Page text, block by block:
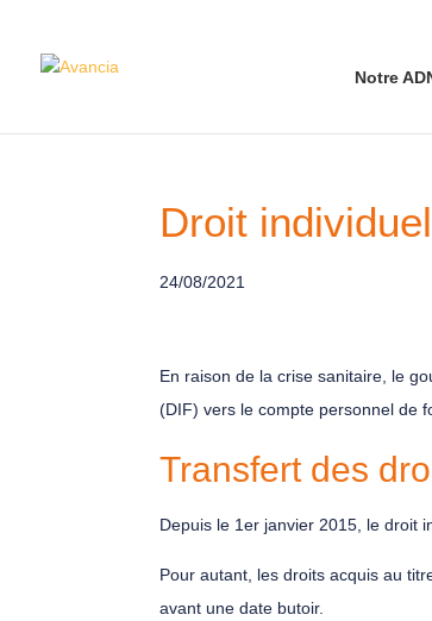
Notre
Droit
24/08/2021
En raison de la crise sanitaire, le
(DIF) vers le compte personnel de
Transfert des
Depuis le 1er janvier 2015, le droit
Pour autant, les droits acquis au
avant une date butoir.